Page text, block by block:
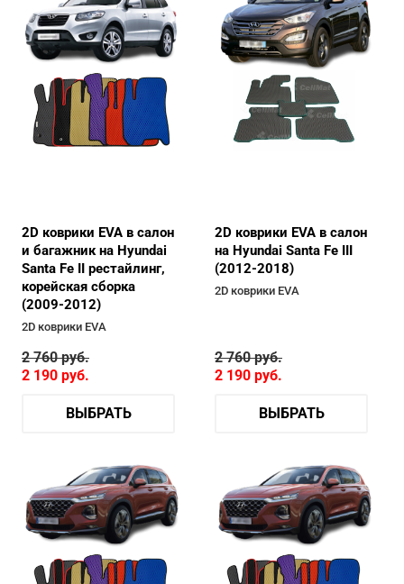
2D коврики EVA в салон
и багажник на Hyundai
Santa Fe II рестайлинг,
корейская сборка
(2009-2012)
2D коврики EVA
2 760руб.
2 190 руб.
ВЫБРАТЬ
2D коврики EVA в салон
на Hyundai Santa Fe III
(2012-2018)
2D коврики EVA
2 760руб.
2 190 руб.
ВЫБРАТЬ